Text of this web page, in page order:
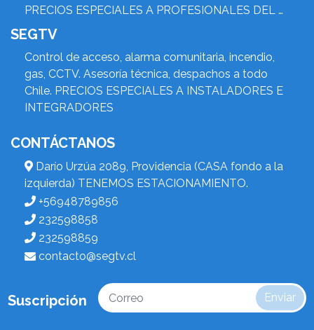
PRECIOS ESPECIALES A PROFESIONALES DEL RUBRO
SEGTV
Control de acceso, alarma comunitaria, incendio,
gas, CCTV. Asesoría técnica, despachos a todo
Chile. PRECIOS ESPECIALES A INSTALADORES E
INTEGRADORES
CONTÁCTANOS
Darío Urzúa 2089, Providencia (CASA fondo a la
izquierda) TENEMOS ESTACIONAMIENTO.
+56948789856
232598858
232598859
contacto@segtv.cl
Suscripción Enviar